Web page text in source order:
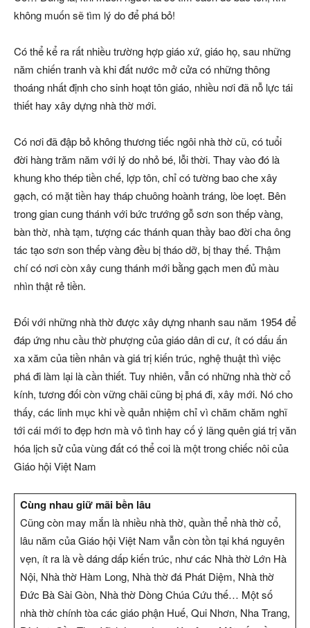
không muốn sẽ tìm lý do để phá bỏ!
Có thể kể ra rất nhiều trường hợp giáo xứ, giáo họ, sau những
năm chiến tranh và khi đất nước mở cửa có những thông
thoáng nhất định cho sinh hoạt tôn giáo, nhiều nơi đã nỗ lực tái
thiết hay xây dựng nhà thờ mới.
Có nơi đã đập bỏ không thương tiếc ngôi nhà thờ cũ, có tuổi
đời hàng trăm năm với lý do nhỏ bé, lỗi thời. Thay vào đó là
khung kho thép tiền chế, lợp tôn, chỉ có tường bao che xây
gạch, có mặt tiền hay tháp chuông hoành tráng, lòe loẹt. Bên
trong gian cung thánh với bức trướng gỗ sơn son thếp vàng,
bàn thờ, nhà tạm, tượng các thánh quan thầy bao đời cha ông
tác tạo sơn son thếp vàng đều bị tháo dỡ, bị thay thế. Thậm
chí có nơi còn xây cung thánh mới bằng gạch men đủ màu
nhìn thật rẻ tiền.
Đối với những nhà thờ được xây dựng nhanh sau năm 1954 để
đáp ứng nhu cầu thờ phượng của giáo dân di cư, ít có dấu ấn
xa xăm của tiền nhân và giá trị kiến trúc, nghệ thuật thì việc
phá đi làm lại là cần thiết. Tuy nhiên, vẫn có những nhà thờ cổ
kính, tương đối còn vững chãi cũng bị phá đi, xây mới. Nó cho
thấy, các linh mục khi về quản nhiệm chỉ vì chăm chăm nghĩ
tới cái mới to đẹp hơn mà vô tình hay cố ý lãng quên giá trị văn
hóa lịch sử của vùng đất có thể coi là một trong chiếc nôi của
Giáo hội Việt Nam
Cùng nhau giữ mãi bền lâu
Cũng còn may mắn là nhiều nhà thờ, quần thể nhà thờ cổ,
lâu năm của Giáo hội Việt Nam vẫn còn tồn tại khá nguyên
vẹn, ít ra là về dáng dấp kiến trúc, như các Nhà thờ Lớn Hà
Nội, Nhà thờ Hàm Long, Nhà thờ đá Phát Diệm, Nhà thờ
Đức Bà Sài Gòn, Nhà thờ Dòng Chúa Cứu thế… Một số
nhà thờ chính tòa các giáo phận Huế, Qui Nhơn, Nha Trang,